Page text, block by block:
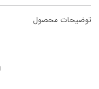
توضیحات محصول